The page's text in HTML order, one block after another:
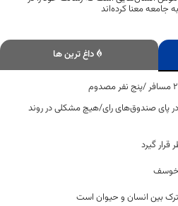
معنا کرده‌اند
داغ ترین ها
پای صندوق‌های رای/هیچ مشکلی در روند
گیرد
خوسف
بین انسان و حیوان است